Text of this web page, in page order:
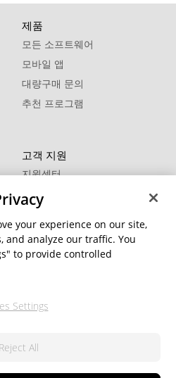
제품
모든 소프트웨어
모바일 앱
대량구매 문의
추천 프로그램
고객 지원
지원센터
제품 업데이트
지역 변경
your experience on our site,
and analyze our traffic. You
to provide controlled
Settings
Reject All